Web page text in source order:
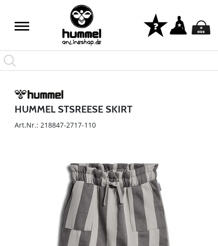
HUMMEL STSREESE SKIRT
Art.Nr.: 218847-2717-110